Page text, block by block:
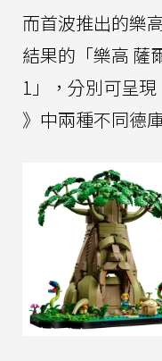
而首波推出的樂
結果的「樂高 薩
1」，分別可呈現
》中兩種不同德